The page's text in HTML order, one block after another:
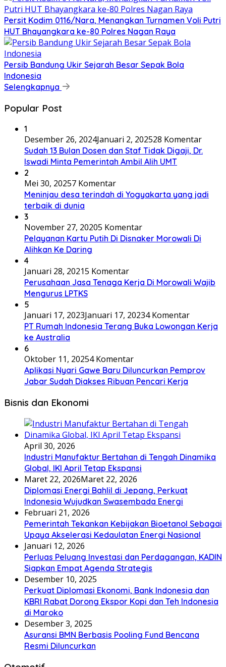
Persit Kodim 0116/Nara, Menangkan Turnamen Voli Putri
HUT Bhayangkara ke-80 Polres Nagan Raya
Persib Bandung Ukir Sejarah Besar Sepak Bola
Indonesia
Selengkapnya
Popular Post
1
Desember 26, 2024Januari 2, 202528 Komentar
Sudah 13 Bulan Dosen dan Staf Tidak Digaji, Dr.
Iswadi Minta Pemerintah Ambil Alih UMT
2
Mei 30, 20257 Komentar
Meninjau desa terindah di Yogyakarta yang jadi
terbaik di dunia
3
November 27, 20205 Komentar
Pelayanan Kartu Putih Di Disnaker Morowali Di
Alihkan Ke Daring
4
Januari 28, 20215 Komentar
Perusahaan Jasa Tenaga Kerja Di Morowali Wajib
Mengurus LPTKS
5
Januari 17, 2023Januari 17, 20234 Komentar
PT Rumah Indonesia Terang Buka Lowongan Kerja
ke Australia
6
Oktober 11, 20254 Komentar
Aplikasi Nyari Gawe Baru Diluncurkan Pemprov
Jabar Sudah Diakses Ribuan Pencari Kerja
Bisnis dan Ekonomi
April 30, 2026
Industri Manufaktur Bertahan di Tengah Dinamika
Global, IKI April Tetap Ekspansi
Maret 22, 2026Maret 22, 2026
Diplomasi Energi Bahlil di Jepang, Perkuat
Indonesia Wujudkan Swasembada Energi
Februari 21, 2026
Pemerintah Tekankan Kebijakan Bioetanol Sebagai
Upaya Akselerasi Kedaulatan Energi Nasional
Januari 12, 2026
Perluas Peluang Investasi dan Perdagangan, KADIN
Siapkan Empat Agenda Strategis
Desember 10, 2025
Perkuat Diplomasi Ekonomi, Bank Indonesia dan
KBRI Rabat Dorong Ekspor Kopi dan Teh Indonesia
di Maroko
Desember 3, 2025
Asuransi BMN Berbasis Pooling Fund Bencana
Resmi Diluncurkan